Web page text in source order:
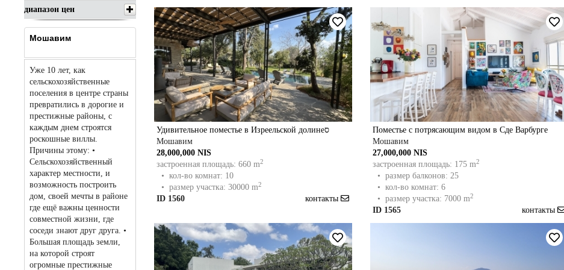
диапазон цен
Мошавим
Уже 10 лет, как
сельскохозяйственные
поселения в центре страны
превратились в дорогие и
престижные районы, с
каждым днем строятся
роскошные виллы.
Причины этому: •
Сельскохозяйственный
характер местности, и
возможность построить
дом, своей мечты в районе
где ещё важны ценности
совместной жизни, где
соседи знают друг друга. •
Большая площадь земли,
на которой строят
огромные престижные
Удивительное поместье в Изреельской долинеס
Мошавим
28,000,000 NIS
застроенная площадь: 660 m2
• кол-во комнат: 10
• размер участка: 30000 m2
ID 1560 контакты
Поместье с потрясающим видом в Сде Варбурге
Мошавим
27,000,000 NIS
застроенная площадь: 175 m2
• размер балконов: 25
• кол-во комнат: 6
• размер участка: 7000 m2
ID 1565 контакты